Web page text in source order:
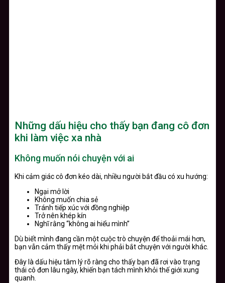
Những dấu hiệu cho thấy bạn đang cô đơn
khi làm việc xa nhà
Không muốn nói chuyện với ai
Khi cảm giác cô đơn kéo dài, nhiều người bắt đầu có xu hướng:
Ngại mở lời
Không muốn chia sẻ
Tránh tiếp xúc với đồng nghiệp
Trở nên khép kín
Nghĩ rằng “không ai hiểu mình”
Dù biết mình đang cần một cuộc trò chuyện để thoải mái hơn,
bạn vẫn cảm thấy mệt mỏi khi phải bắt chuyện với người khác.
Đây là dấu hiệu tâm lý rõ ràng cho thấy bạn đã rơi vào trạng
thái cô đơn lâu ngày, khiến bạn tách mình khỏi thế giới xung
quanh.